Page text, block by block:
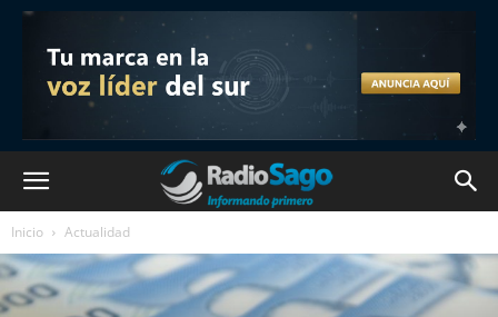
Inicio Actualidad